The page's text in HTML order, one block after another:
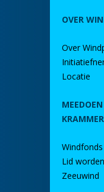
OVER
Over
Locatie
KRAMMER
Lid
Zeeuwind